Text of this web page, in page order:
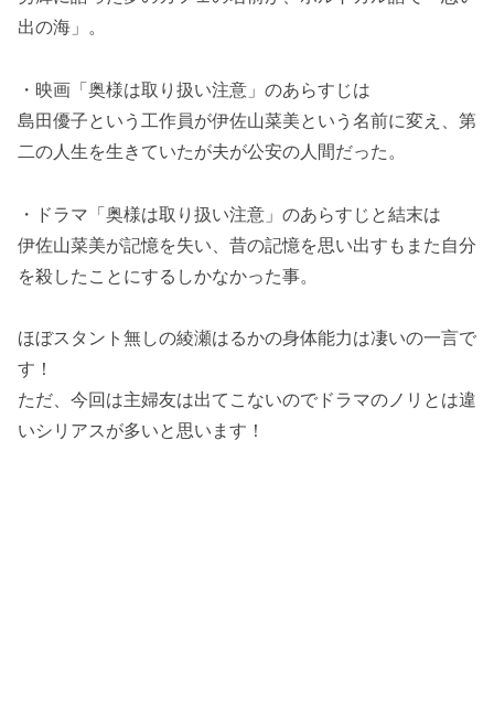
出の海」。
・映画「奥様は取り扱い注意」のあらすじは
島田優子という工作員が伊佐山菜美という名前に変え、第
二の人生を生きていたが夫が公安の人間だった。
・ドラマ「奥様は取り扱い注意」のあらすじと結末は
伊佐山菜美が記憶を失い、昔の記憶を思い出すもまた自分
を殺したことにするしかなかった事。
ほぼスタント無しの綾瀬はるかの身体能力は凄いの一言で
す！
ただ、今回は主婦友は出てこないのでドラマのノリとは違
いシリアスが多いと思います！